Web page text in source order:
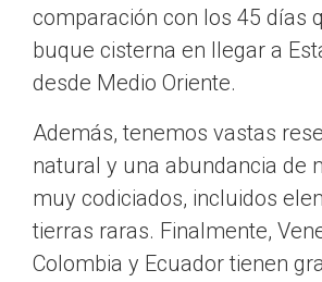
comparación con los 45 días
buque cisterna en llegar a
desde Medio Oriente.
Además, tenemos vastas
natural y una abundancia de
muy codiciados, incluidos
tierras raras. Finalmente,
Colombia y Ecuador tienen